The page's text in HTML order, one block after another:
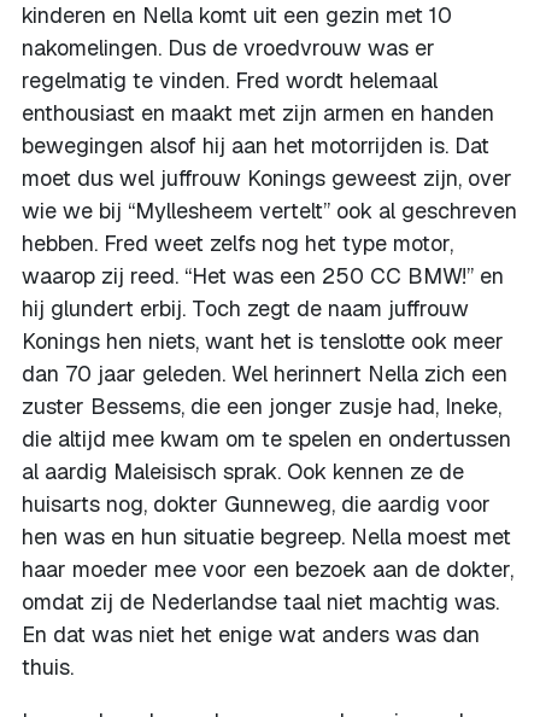
kinderen en Nella komt uit een gezin met 10
nakomelingen. Dus de vroedvrouw was er
regelmatig te vinden. Fred wordt helemaal
enthousiast en maakt met zijn armen en handen
bewegingen alsof hij aan het motorrijden is. Dat
moet dus wel juffrouw Konings geweest zijn, over
wie we bij “Myllesheem vertelt” ook al geschreven
hebben. Fred weet zelfs nog het type motor,
waarop zij reed. “Het was een 250 CC BMW!” en
hij glundert erbij. Toch zegt de naam juffrouw
Konings hen niets, want het is tenslotte ook meer
dan 70 jaar geleden. Wel herinnert Nella zich een
zuster Bessems, die een jonger zusje had, Ineke,
die altijd mee kwam om te spelen en ondertussen
al aardig Maleisisch sprak. Ook kennen ze de
huisarts nog, dokter Gunneweg, die aardig voor
hen was en hun situatie begreep. Nella moest met
haar moeder mee voor een bezoek aan de dokter,
omdat zij de Nederlandse taal niet machtig was.
En dat was niet het enige wat anders was dan
thuis.